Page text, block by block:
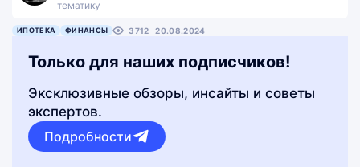
тематику
ИПОТЕКА ФИНАНСЫ 3712 20.08.2024
Только для наших подписчиков!
Эксклюзивные обзоры, инсайты и советы
экспертов.
Подробности